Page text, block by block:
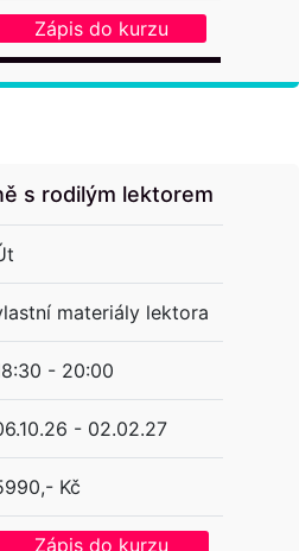
Zápis do kurzu
s rodilým lektorem
materiály lektora
- 20:00
- 02.02.27
Kč
Zápis do kurzu